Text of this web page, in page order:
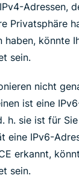
Adressen,
Privatsphäre
haben, könnte
sein.
nicht
ist eine
h. sie ist für
eine IPv6-
erkannt,
sein.